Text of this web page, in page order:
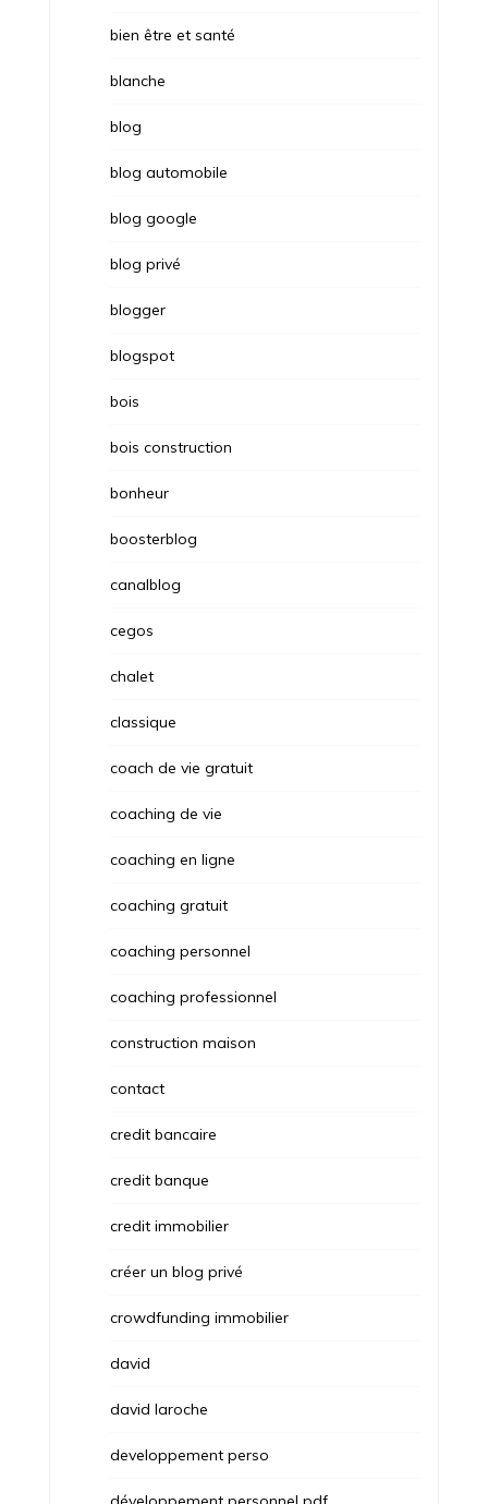
bien être et santé
blanche
blog
blog automobile
blog google
blog privé
blogger
blogspot
bois
bois construction
bonheur
boosterblog
canalblog
cegos
chalet
classique
coach de vie gratuit
coaching de vie
coaching en ligne
coaching gratuit
coaching personnel
coaching professionnel
construction maison
contact
credit bancaire
credit banque
credit immobilier
créer un blog privé
crowdfunding immobilier
david
david laroche
developpement perso